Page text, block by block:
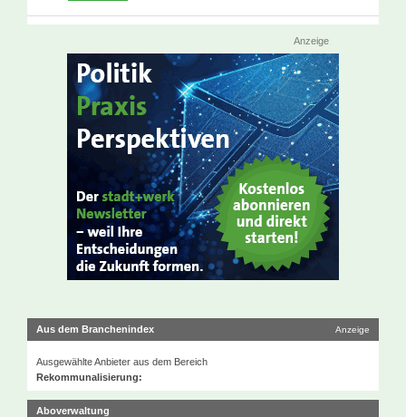
Anzeige
Aus dem Branchenindex Anzeige
Ausgewählte Anbieter aus dem Bereich
Rekommunalisierung:
Aboverwaltung